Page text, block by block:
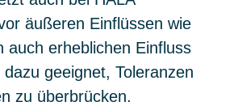
äußeren Einflüssen wie
auch erheblichen Einfluss
geeignet, Toleranzen
zu überbrücken.